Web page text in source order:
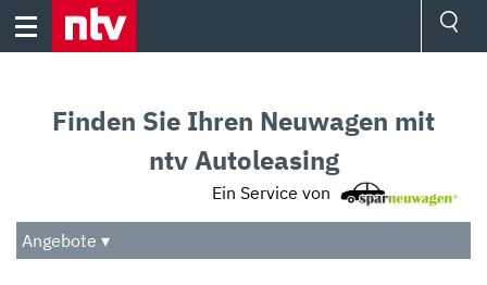
Skip
Audio
Das Beste
Finden Sie Ihren Neuwagen mit
ntv Autoleasing
Ein Service von
Angebote ▾